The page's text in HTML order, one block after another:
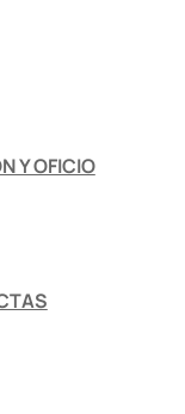
Y OFICIO